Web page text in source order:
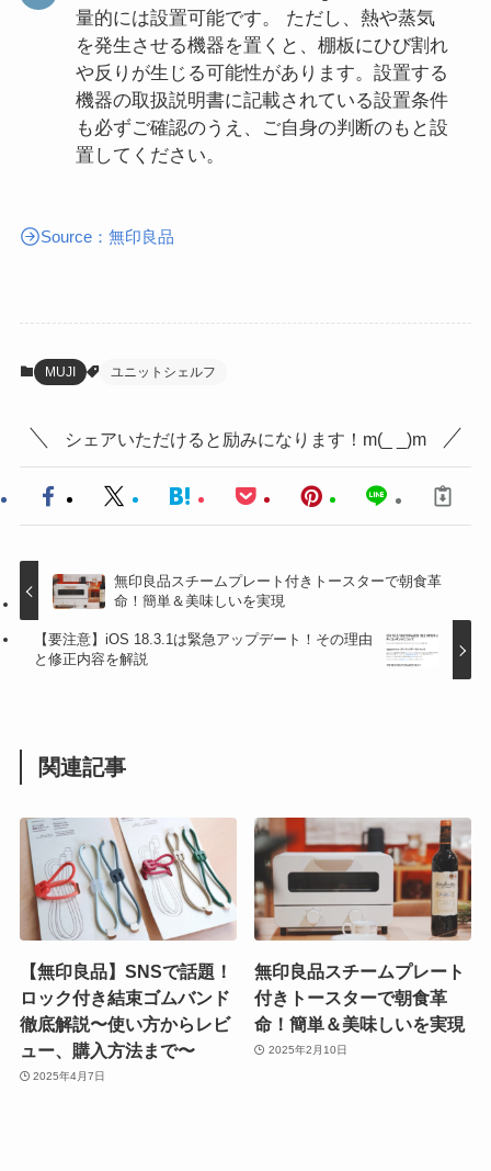
量的には設置可能です。 ただし、熱や蒸気
を発生させる機器を置くと、棚板にひび割れ
や反りが生じる可能性があります。設置する
機器の取扱説明書に記載されている設置条件
も必ずご確認のうえ、ご自身の判断のもと設
置してください。
Source：無印良品
MUJI ユニットシェルフ
シェアいただけると励みになります！m(_ _)m
無印良品スチームプレート付きトースターで朝食革
命！簡単＆美味しいを実現
【要注意】iOS 18.3.1は緊急アップデート！その理由
と修正内容を解説
関連記事
【無印良品】SNSで話題！
ロック付き結束ゴムバンド
徹底解説〜使い方からレビ
ュー、購入方法まで〜
2025年4月7日
無印良品スチームプレート
付きトースターで朝食革
命！簡単＆美味しいを実現
2025年2月10日